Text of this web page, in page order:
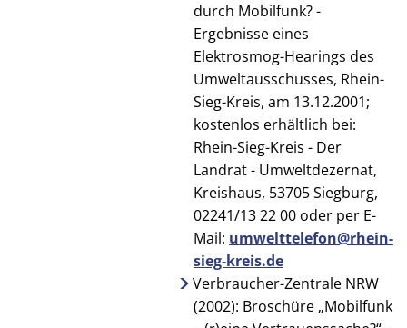
durch Mobilfunk? -
Ergebnisse eines
Elektrosmog-Hearings des
Umweltausschusses, Rhein-
Sieg-Kreis, am 13.12.2001;
kostenlos erhältlich bei:
Rhein-Sieg-Kreis - Der
Landrat - Umweltdezernat,
Kreishaus, 53705 Siegburg,
02241/13 22 00 oder per E-
Mail: umwelttelefon@rhein-
sieg-kreis.de
Verbraucher-Zentrale NRW
(2002): Broschüre „Mobilfunk